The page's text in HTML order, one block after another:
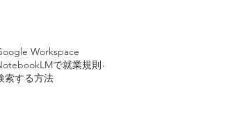
Workspace
で就業規則を
索する方法